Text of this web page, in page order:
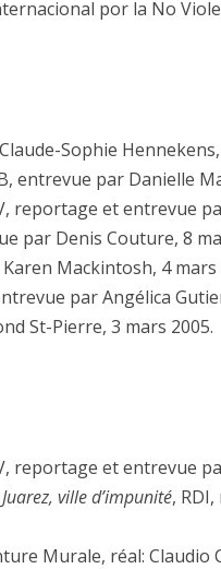
por la No
Sophie
entrevue par Danielle
reportage et entrevue
par Denis Couture, 8
Mackintosh, 4 mars
par Angélica
St-Pierre, 3 mars 2005.
reportage et entrevue
Juarez, ville d’impunité,
Murale, réal: Claudio